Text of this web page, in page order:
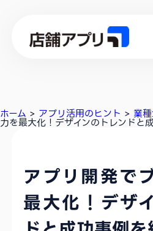
ホーム > アプリ活用のヒント > 業
力を最大化！デザインのトレンドと
アプリ開発で
最大化！デザ